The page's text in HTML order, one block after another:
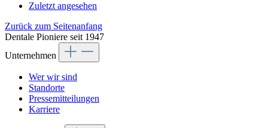
Zuletzt angesehen
Zurück zum Seitenanfang
Dentale Pioniere seit 1947
Unternehmen
Wer wir sind
Standorte
Pressemitteilungen
Karriere